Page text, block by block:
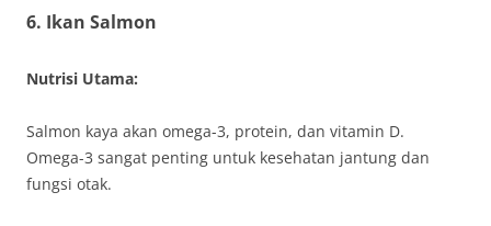
6. Ikan Salmon
Nutrisi Utama:
Salmon kaya akan omega-3, protein, dan vitamin D.
Omega-3 sangat penting untuk kesehatan jantung dan
fungsi otak.